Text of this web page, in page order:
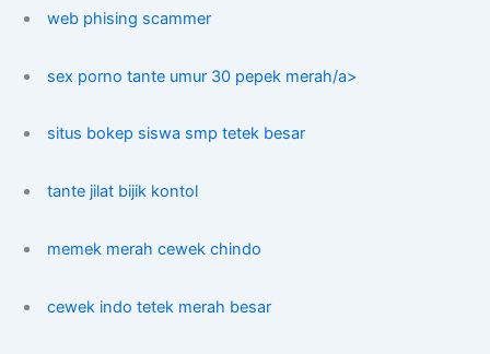
web phising scammer
sex porno tante umur 30 pepek merah/a>
situs bokep siswa smp tetek besar
tante jilat bijik kontol
memek merah cewek chindo
cewek indo tetek merah besar